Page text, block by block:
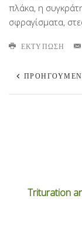
πλάκα, η
σφραγίσματα,
ΕΚΤΎΠΩΣΗ
Trituration